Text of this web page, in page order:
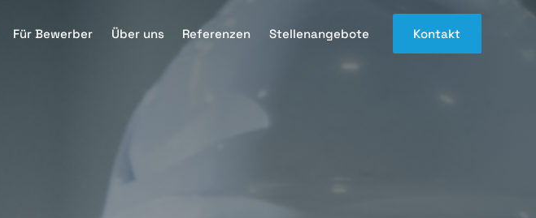
Für Bewerber Über uns Referenzen Stellenangebote Kontakt